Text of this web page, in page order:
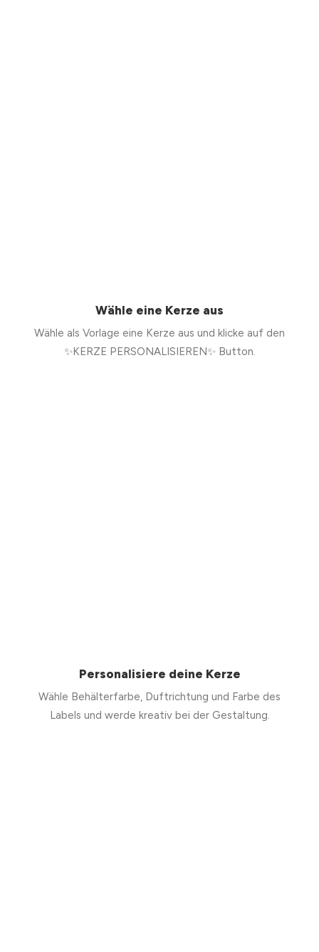
Wähle eine Kerze aus
Wähle als Vorlage eine Kerze aus und klicke auf den
✨KERZE PERSONALISIEREN✨ Button.
Personalisiere deine Kerze
Wähle Behälterfarbe, Duftrichtung und Farbe des
Labels und werde kreativ bei der Gestaltung.